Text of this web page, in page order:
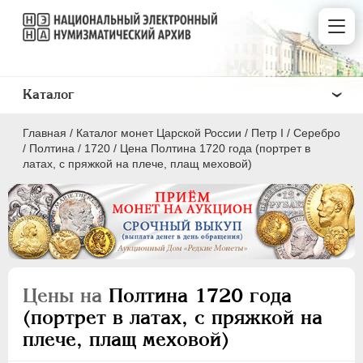
Главная / Каталог монет Царской России / Пeтр I / Серебро
/ Полтина / 1720 / Цена Полтина 1720 года (портрет в
латах, с пряжкой на плече, плащ меховой)
Цены на Полтина 1720 года
(портрет в латах, с пряжкой на
плече, плащ меховой)
Каталог
ПEТР I 1699 - 1725
Серебро
1 рубль
Полтина